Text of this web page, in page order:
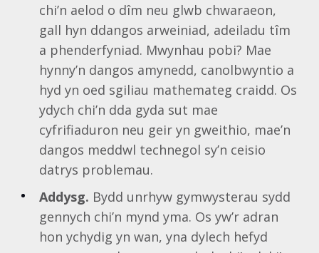
chi’n aelod o dîm neu glwb chwaraeon,
gall hyn ddangos arweiniad, adeiladu tîm
a phenderfyniad. Mwynhau pobi? Mae
hynny’n dangos amynedd, canolbwyntio a
hyd yn oed sgiliau mathemateg craidd. Os
ydych chi’n dda gyda sut mae
cyfrifiaduron neu geir yn gweithio, mae’n
dangos meddwl technegol sy’n ceisio
datrys problemau.
Addysg. Bydd unrhyw gymwysterau sydd
gennych chi’n mynd yma. Os yw’r adran
hon ychydig yn wan, yna dylech hefyd